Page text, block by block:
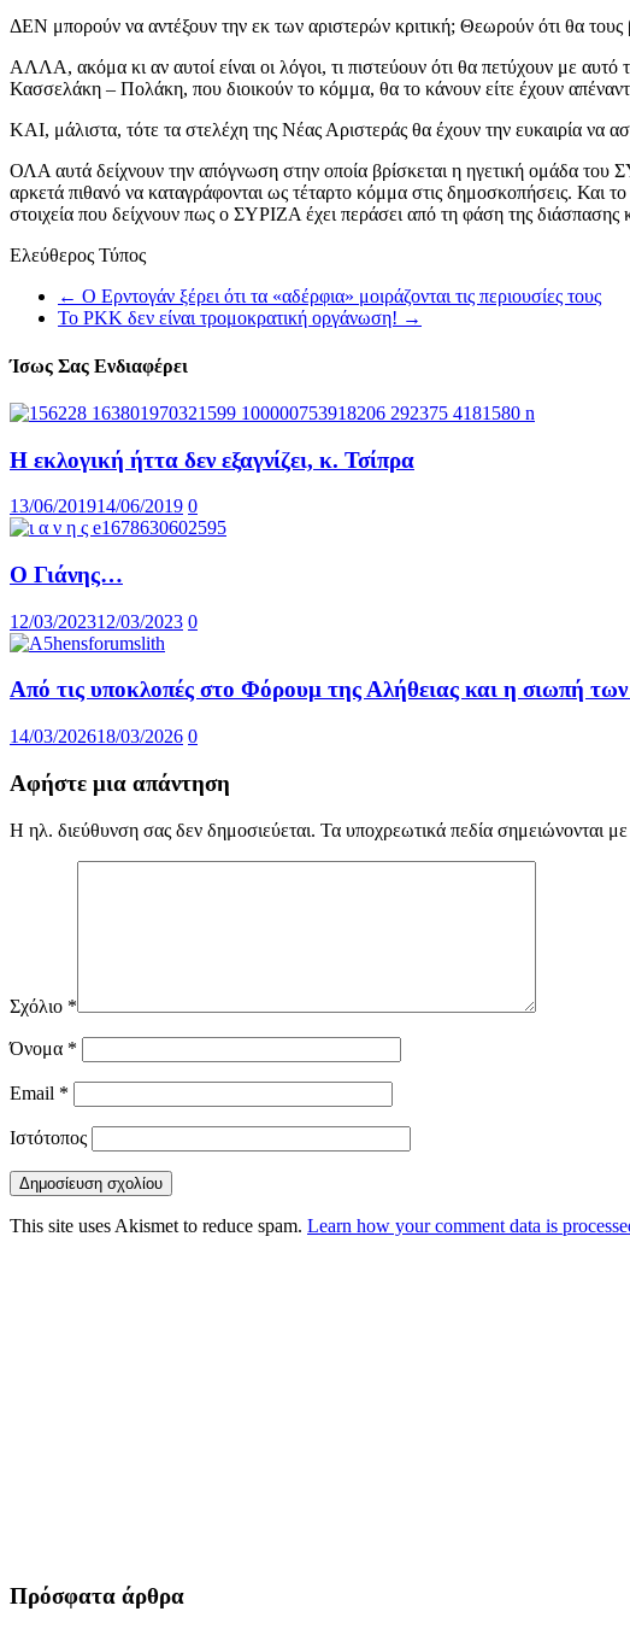
ΔΕΝ μπορούν να αντέξουν την εκ των αριστερών κριτική; Θεωρούν ότι θα
ΑΛΛΑ, ακόμα κι αν αυτοί είναι οι λόγοι, τι πιστεύουν ότι θα πετύχουν με
Κασσελάκη – Πολάκη, που διοικούν το κόμμα, θα το κάνουν είτε έχουν
ΚΑΙ, μάλιστα, τότε τα στελέχη της Νέας Αριστεράς θα έχουν την ευκαιρία να
ΟΛΑ αυτά δείχνουν την απόγνωση στην οποία βρίσκεται η ηγετική ομάδα του
αρκετά πιθανό να καταγράφονται ως τέταρτο κόμμα στις δημοσκοπήσεις. Και
στοιχεία που δείχνουν πως ο ΣΥΡΙΖΑ έχει περάσει από τη φάση της διάσπασης
Ελεύθερος Τύπος
← Ο Ερντογάν ξέρει ότι τα «αδέρφια» μοιράζονται τις περιουσίες τους
Το ΡΚΚ δεν είναι τρομοκρατική οργάνωση! →
Ίσως Σας Ενδιαφέρει
Η εκλογική ήττα δεν εξαγνίζει, κ. Τσίπρα
13/06/201914/06/2019 0
Ο Γιάνης…
12/03/202312/03/2023 0
Από τις υποκλοπές στο Φόρουμ της Αλήθειας και η σιωπή των
14/03/202618/03/2026 0
Αφήστε μια απάντηση
Η ηλ. διεύθυνση σας δεν δημοσιεύεται. Τα υποχρεωτικά πεδία σημειώνονται με
Σχόλιο *
Όνομα *
Email *
Ιστότοπος
This site uses Akismet to reduce spam. Learn how your comment data is
Πρόσφατα άρθρα